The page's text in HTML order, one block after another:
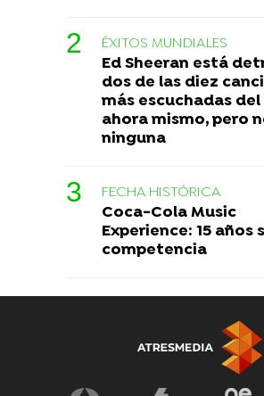
ÉXITOS MUNDIALES
Ed Sheeran está
dos de las diez
más escuchadas
ahora mismo, pero
ninguna
FECHA HISTÓRICA
Coca-Cola Music
Experience: 15 años
competencia